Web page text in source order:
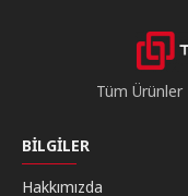
Tüm Ürünler
BILGILER
Hakkımızda